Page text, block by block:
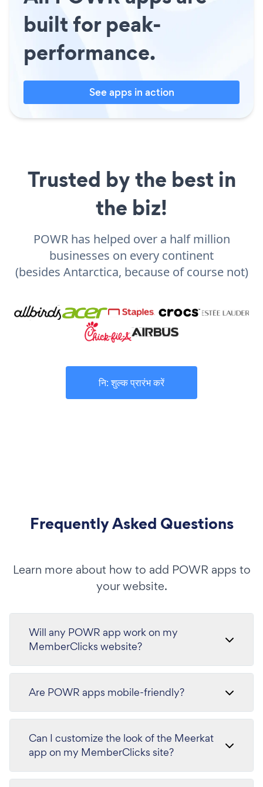
built for peak-
performance.
See apps in action
Trusted by the best in
the biz!
POWR has helped over a half million
businesses on every continent
(besides Antarctica, because of course not)
नि: शुल्क प्रारंभ करें
Frequently Asked Questions
Learn more about how to add POWR apps to
your website.
Will any POWR app work on my
MemberClicks website?
Are POWR apps mobile-friendly?
Can I customize the look of the Meerkat
app on my MemberClicks site?